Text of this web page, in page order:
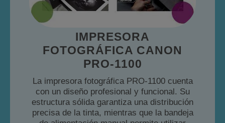
IMPRESORA
FOTOGRÁFICA CANON
PRO-1100
La impresora fotográfica PRO-1100 cuenta
con un diseño profesional y funcional. Su
estructura sólida garantiza una distribución
precisa de la tinta, mientras que la bandeja